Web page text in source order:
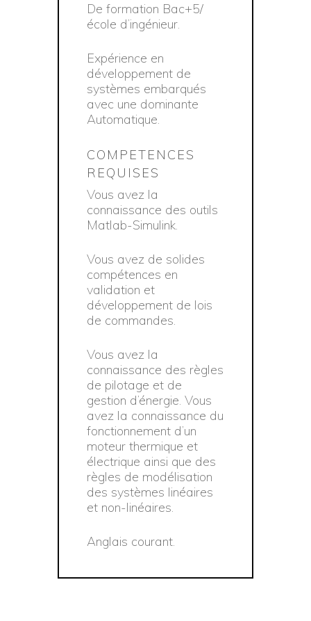
De formation Bac+5/
école d’ingénieur.
Expérience en
développement de
systèmes embarqués
avec une dominante
Automatique.
COMPETENCES
REQUISES
Vous avez la
connaissance des outils
Matlab-Simulink.
Vous avez de solides
compétences en
validation et
développement de lois
de commandes.
Vous avez la
connaissance des règles
de pilotage et de
gestion d’énergie. Vous
avez la connaissance du
fonctionnement d’un
moteur thermique et
électrique ainsi que des
règles de modélisation
des systèmes linéaires
et non-linéaires.
Anglais courant.